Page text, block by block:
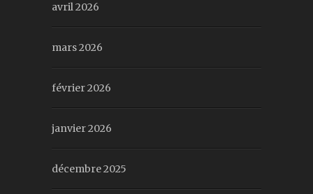
avril 2026
mars 2026
février 2026
janvier 2026
décembre 2025